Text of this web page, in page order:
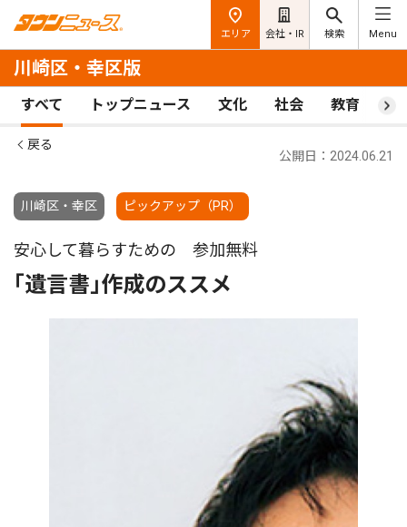
エリア 会社・IR 検索 Menu
川崎区・幸区版
すべて トップニュース 文化 社会 教育 ス
戻る
川崎区・幸区 ピックアップ（PR）
公開日：2024.06.21
安心して暮らすための 参加無料
｢遺言書｣作成のススメ